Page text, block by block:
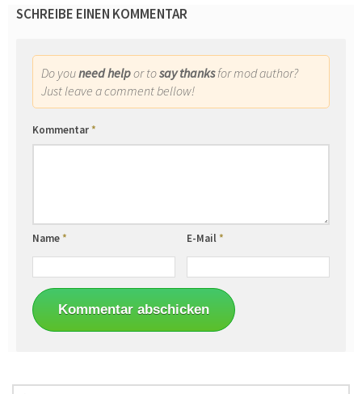
SCHREIBE EINEN KOMMENTAR
Do youneed helpor tosay thanksfor mod author?
Just leave a comment bellow!
Kommentar*
Name* E-Mail*